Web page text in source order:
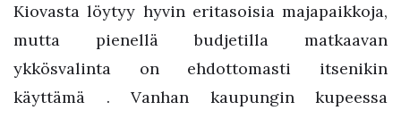
Kiovasta löytyy hyvin eritasoisia majapaikkoja,
mutta pienellä budjetilla matkaavan
ykkösvalinta on ehdottomasti itsenikin
käyttämä . Vanhan kaupungin kupeessa